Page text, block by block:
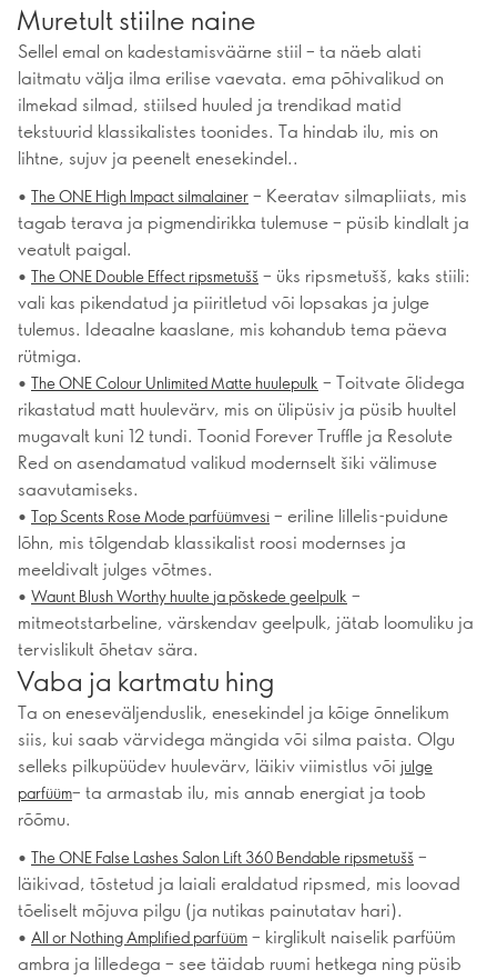
Muretult stiilne naine
Sellel emal on kadestamisväärne stiil – ta näeb alati
laitmatu välja ilma erilise vaevata. ema põhivalikud on
ilmekad silmad, stiilsed huuled ja trendikad matid
tekstuurid klassikalistes toonides. Ta hindab ilu, mis on
lihtne, sujuv ja peenelt enesekindel..
• The ONE High Impact silmalainer – Keeratav silmapliiats, mis
tagab terava ja pigmendirikka tulemuse – püsib kindlalt ja
veatult paigal.
• The ONE Double Effect ripsmetušš – üks ripsmetušš, kaks stiili:
vali kas pikendatud ja piiritletud või lopsakas ja julge
tulemus. Ideaalne kaaslane, mis kohandub tema päeva
rütmiga.
• The ONE Colour Unlimited Matte huulepulk – Toitvate õlidega
rikastatud matt huulevärv, mis on ülipüsiv ja püsib huultel
mugavalt kuni 12 tundi. Toonid Forever Truffle ja Resolute
Red on asendamatud valikud modernselt šiki välimuse
saavutamiseks.
• Top Scents Rose Mode parfüümvesi – eriline lillelis-puidune
lõhn, mis tõlgendab klassikalist roosi modernses ja
meeldivalt julges võtmes.
• Waunt Blush Worthy huulte ja põskede geelpulk –
mitmeotstarbeline, värskendav geelpulk, jätab loomuliku ja
tervislikult õhetav sära.
Vaba ja kartmatu hing
Ta on eneseväljenduslik, enesekindel ja kõige õnnelikum
siis, kui saab värvidega mängida või silma paista. Olgu
selleks pilkupüüdev huulevärv, läikiv viimistlus või julge
parfüüm– ta armastab ilu, mis annab energiat ja toob
rõõmu.
• The ONE False Lashes Salon Lift 360 Bendable ripsmetušš –
läikivad, tõstetud ja laiali eraldatud ripsmed, mis loovad
tõeliselt mõjuva pilgu (ja nutikas painutatav hari).
• All or Nothing Amplified parfüüm – kirglikult naiselik parfüüm
ambra ja lilledega – see täidab ruumi hetkega ning püsib